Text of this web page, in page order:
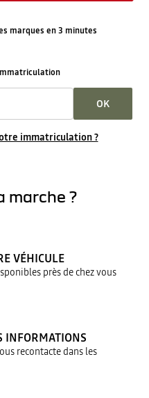
marques en 3 minutes
OK
immatriculation ?
marche ?
VÉHICULE
près de chez vous
INFORMATIONS
recontacte dans les